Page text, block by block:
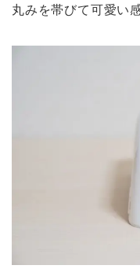
丸みを帯びて可愛い